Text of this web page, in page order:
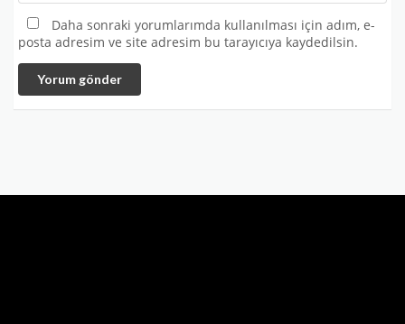
Daha sonraki yorumlarımda kullanılması için adım, e-
posta adresim ve site adresim bu tarayıcıya kaydedilsin.
Yorum gönder